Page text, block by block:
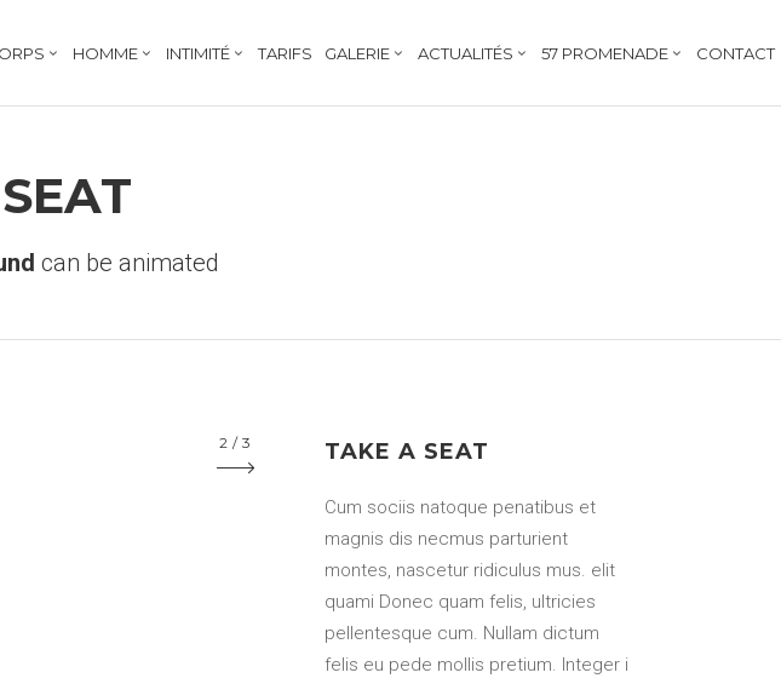
HOMME INTIMITÉ TARIFS GALERIE ACTUALITÉS 57 PROMENADE CONTACT
can be animated
2 / 3 TAKE A SEAT
Cum sociis natoque penatibus et
magnis dis necmus parturient
montes, nascetur ridiculus mus. elit
quami Donec quam felis, ultricies
pellentesque cum. Nullam dictum
felis eu pede mollis pretium. Integer i